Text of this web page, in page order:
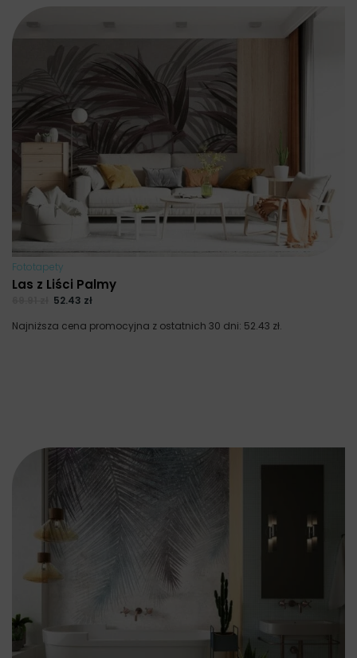
Fototapety
Las z Liści Palmy
52.43 zł
Najniższa cena promocyjna z ostatnich 30 dni: 52.43 zł.